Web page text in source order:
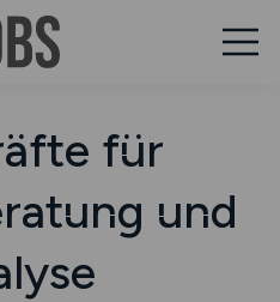
für
und